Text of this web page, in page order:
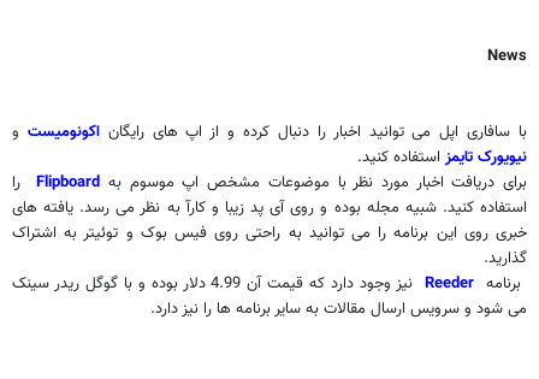
News
با سافاری اپل می توانید اخبار را دنبال کرده و از اپ های رایگاناکونومیست و
نیویورک تایمزاستفاده کنید.
برای دریافت اخبار مورد نظر با موضوعات مشخص اپ موسوم به Flipboard
را
استفاده کنید. شبیه مجله بوده و روی آی پد زیبا و کارآ به نظر می رسد. یافته های
خبری روی این برنامه را می توانید به راحتی روی فیس بوک و توئیتر به اشتراک
گذارید.
برنامه Reeder
نیز وجود دارد که قیمت آن 4.99 دلار بوده و با گوگل ریدر سینک
می شود و سرویس ارسال مقالات به سایر برنامه ها را نیز دارد.